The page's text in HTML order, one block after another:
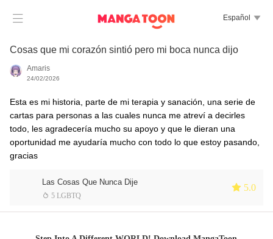
 Español 
Cosas que mi corazón sintió pero mi boca nunca dijo
Amaris
24/02/2026
Esta es mi historia, parte de mi terapia y sanación, una serie de
cartas para personas a las cuales nunca me atreví a decirles
todo, les agradecería mucho su apoyo y que le dieran una
oportunidad me ayudaría mucho con todo lo que estoy pasando,
gracias
Las Cosas Que Nunca Dije
 5 LGBTQ
 5.0